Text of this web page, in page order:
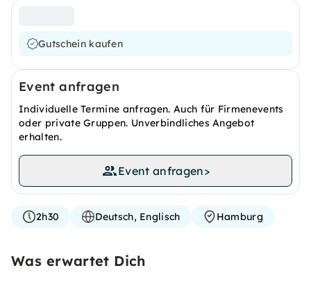
Gutschein kaufen
Event anfragen
Individuelle Termine anfragen. Auch für Firmenevents
oder private Gruppen. Unverbindliches Angebot
erhalten.
Event anfragen>
2h30 Deutsch, Englisch Hamburg
Was erwartet Dich